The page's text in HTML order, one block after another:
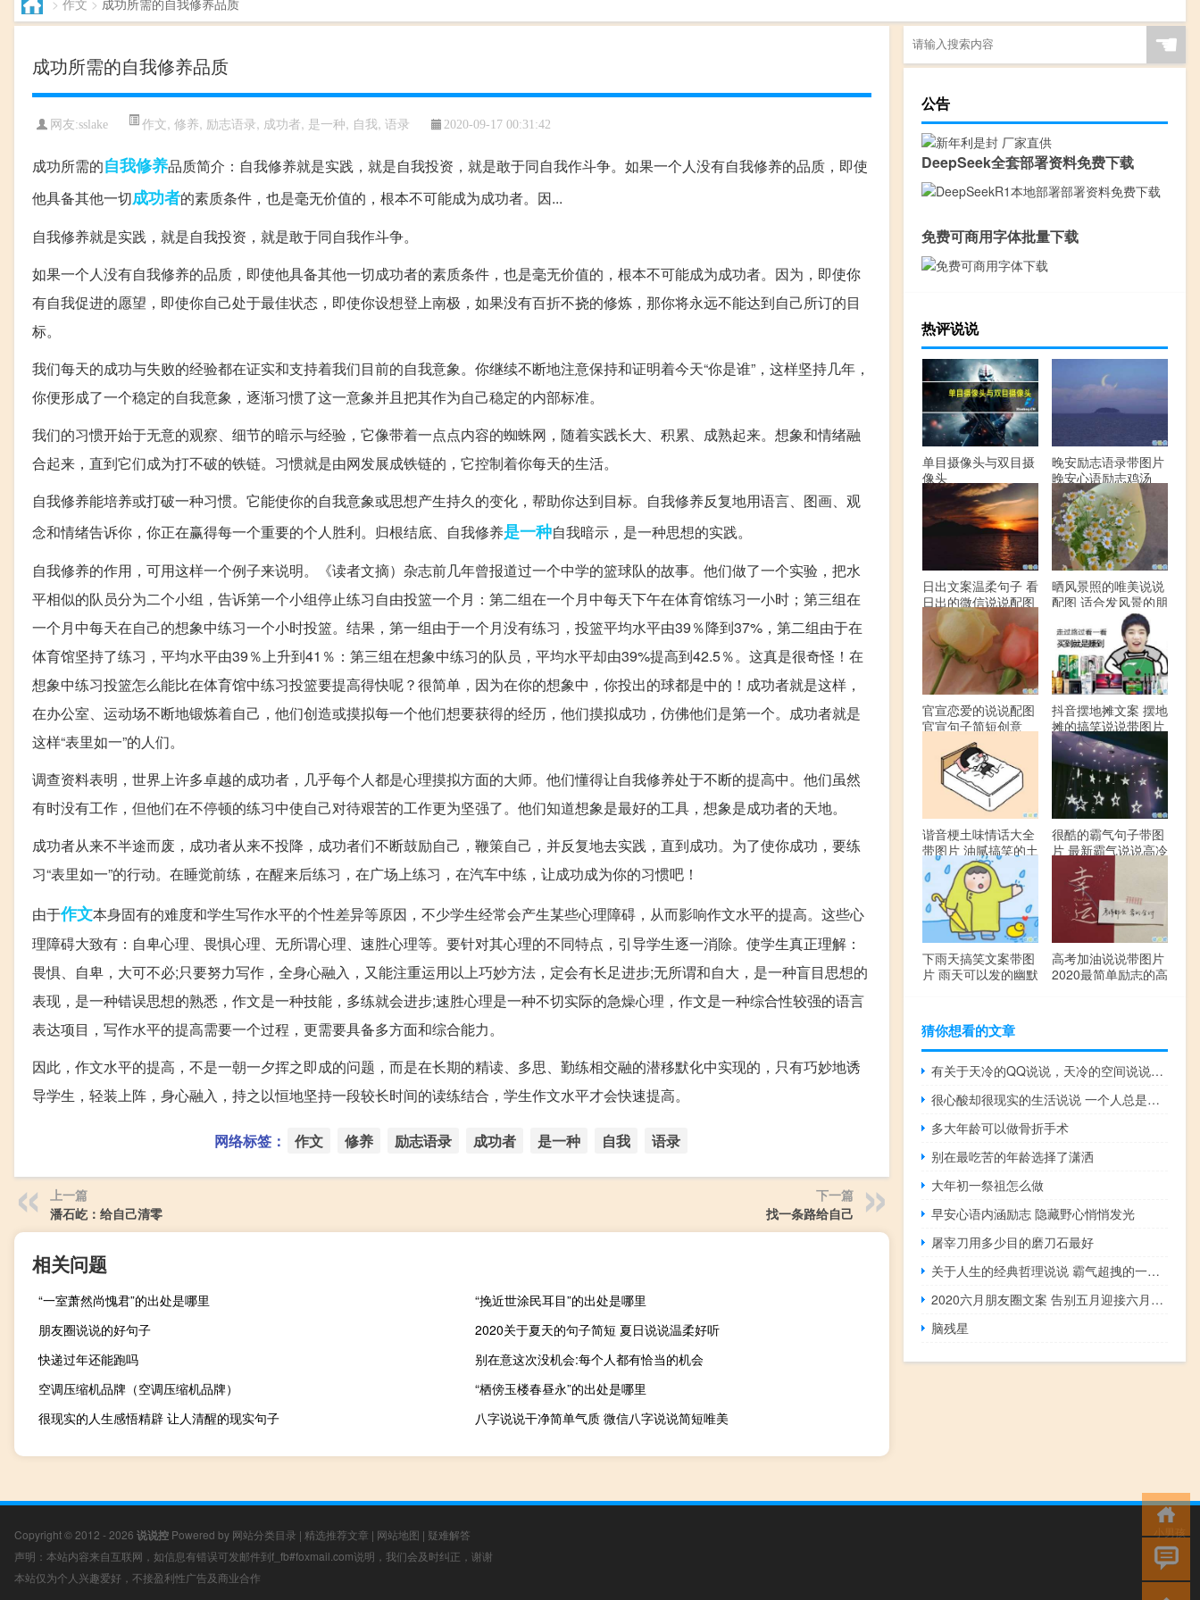
成功所需的自我修养品质
网友:sslake 作文, 修养, 励志语录, 成功者, 是一种, 自我, 语录 2020-09-17 00:31:42
成功所需的自我修养品质简介：自我修养就是实践，就是自我投资，就是敢于同自我作斗争。如果一个人没有自我修养的品质，即使
他具备其他一切成功者的素质条件，也是毫无价值的，根本不可能成为成功者。因...
自我修养就是实践，就是自我投资，就是敢于同自我作斗争。
如果一个人没有自我修养的品质，即使他具备其他一切成功者的素质条件，也是毫无价值的，根本不可能成为成功者。因为，即使你
有自我促进的愿望，即使你自己处于最佳状态，即使你设想登上南极，如果没有百折不挠的修炼，那你将永远不能达到自己所订的目
标。
我们每天的成功与失败的经验都在证实和支持着我们目前的自我意象。你继续不断地注意保持和证明着今天“你是谁”，这样坚持几年，
你便形成了一个稳定的自我意象，逐渐习惯了这一意象并且把其作为自己稳定的内部标准。
我们的习惯开始于无意的观察、细节的暗示与经验，它像带着一点点内容的蜘蛛网，随着实践长大、积累、成熟起来。想象和情绪融
合起来，直到它们成为打不破的铁链。习惯就是由网发展成铁链的，它控制着你每天的生活。
自我修养能培养或打破一种习惯。它能使你的自我意象或思想产生持久的变化，帮助你达到目标。自我修养反复地用语言、图画、观
念和情绪告诉你，你正在赢得每一个重要的个人胜利。归根结底、自我修养是一种自我暗示，是一种思想的实践。
自我修养的作用，可用这样一个例子来说明。《读者文摘）杂志前几年曾报道过一个中学的篮球队的故事。他们做了一个实验，把水
平相似的队员分为二个小组，告诉第一个小组停止练习自由投篮一个月：第二组在一个月中每天下午在体育馆练习一小时；第三组在
一个月中每天在自己的想象中练习一个小时投篮。结果，第一组由于一个月没有练习，投篮平均水平由39％降到37%，第二组由于在
体育馆坚持了练习，平均水平由39％上升到41％：第三组在想象中练习的队员，平均水平却由39%提高到42.5％。这真是很奇怪！在
想象中练习投篮怎么能比在体育馆中练习投篮要提高得快呢？很简单，因为在你的想象中，你投出的球都是中的！成功者就是这样，
在办公室、运动场不断地锻炼着自己，他们创造或摸拟每一个他们想要获得的经历，他们摸拟成功，仿佛他们是第一个。成功者就是
这样“表里如一”的人们。
调查资料表明，世界上许多卓越的成功者，几乎每个人都是心理摸拟方面的大师。他们懂得让自我修养处于不断的提高中。他们虽然
有时没有工作，但他们在不停顿的练习中使自己对待艰苦的工作更为坚强了。他们知道想象是最好的工具，想象是成功者的天地。
成功者从来不半途而废，成功者从来不投降，成功者们不断鼓励自己，鞭策自己，并反复地去实践，直到成功。为了使你成功，要练
习“表里如一”的行动。在睡觉前练，在醒来后练习，在广场上练习，在汽车中练，让成功成为你的习惯吧！
由于作文本身固有的难度和学生写作水平的个性差异等原因，不少学生经常会产生某些心理障碍，从而影响作文水平的提高。这些心
理障碍大致有：自卑心理、畏惧心理、无所谓心理、速胜心理等。要针对其心理的不同特点，引导学生逐一消除。使学生真正理解：
畏惧、自卑，大可不必;只要努力写作，全身心融入，又能注重运用以上巧妙方法，定会有长足进步;无所谓和自大，是一种盲目思想的
表现，是一种错误思想的熟悉，作文是一种技能，多练就会进步;速胜心理是一种不切实际的急燥心理，作文是一种综合性较强的语言
表达项目，写作水平的提高需要一个过程，更需要具备多方面和综合能力。
因此，作文水平的提高，不是一朝一夕挥之即成的问题，而是在长期的精读、多思、勤练相交融的潜移默化中实现的，只有巧妙地诱
导学生，轻装上阵，身心融入，持之以恒地坚持一段较长时间的读练结合，学生作文水平才会快速提高。
网络标签： 作文 修养 励志语录 成功者 是一种 自我 语录
上一篇
潘石屹：给自己清零
下一篇
找一条路给自己
相关问题
“一室萧然尚愧君”的出处是哪里
“挽近世涂民耳目”的出处是哪里
朋友圈说说的好句子
2020关于夏天的句子简短 夏日说说温柔好听
快递过年还能跑吗
别在意这次没机会:每个人都有恰当的机会
空调压缩机品牌（空调压缩机品牌）
“栖傍玉楼春昼永”的出处是哪里
很现实的人生感悟精辟 让人清醒的现实句子
八字说说干净简单气质 微信八字说说简短唯美
☚
公告
DeepSeek全套部署资料免费下载
免费可商用字体批量下载
热评说说
单目摄像头与双目摄
像头
晚安励志语录带图片
晚安心语励志鸡汤
日出文案温柔句子 看
日出的微信说说配图
晒风景照的唯美说说
配图 适合发风景的朋
官宣恋爱的说说配图
官宣句子简短创意
抖音摆地摊文案 摆地
摊的搞笑说说带图片
谐音梗土味情话大全
带图片 油腻搞笑的土
味情话
很酷的霸气句子带图
片 最新霸气说说高冷
下雨天搞笑文案带图
片 雨天可以发的幽默
高考加油说说带图片
2020最简单励志的高
猜你想看的文章
有关于天冷的QQ说说，天冷的空间说说大全
很心酸却很现实的生活说说 一个人总是要慢慢明白的现实说说
多大年龄可以做骨折手术
别在最吃苦的年龄选择了潇洒
大年初一祭祖怎么做
早安心语内涵励志 隐藏野心悄悄发光
屠宰刀用多少目的磨刀石最好
关于人生的经典哲理说说 霸气超拽的一句话
2020六月朋友圈文案 告别五月迎接六月的心情短句
脑残星
Copyright © 2012 - 2026 说说控 Powered by 网站分类目录 | 精选推荐文章 | 网站地图 | 疑难解答
声明：本站内容来自互联网，如信息有错误可发邮件到f_fb#foxmail.com说明，我们会及时纠正，谢谢
本站仅为个人兴趣爱好，不接盈利性广告及商业合作